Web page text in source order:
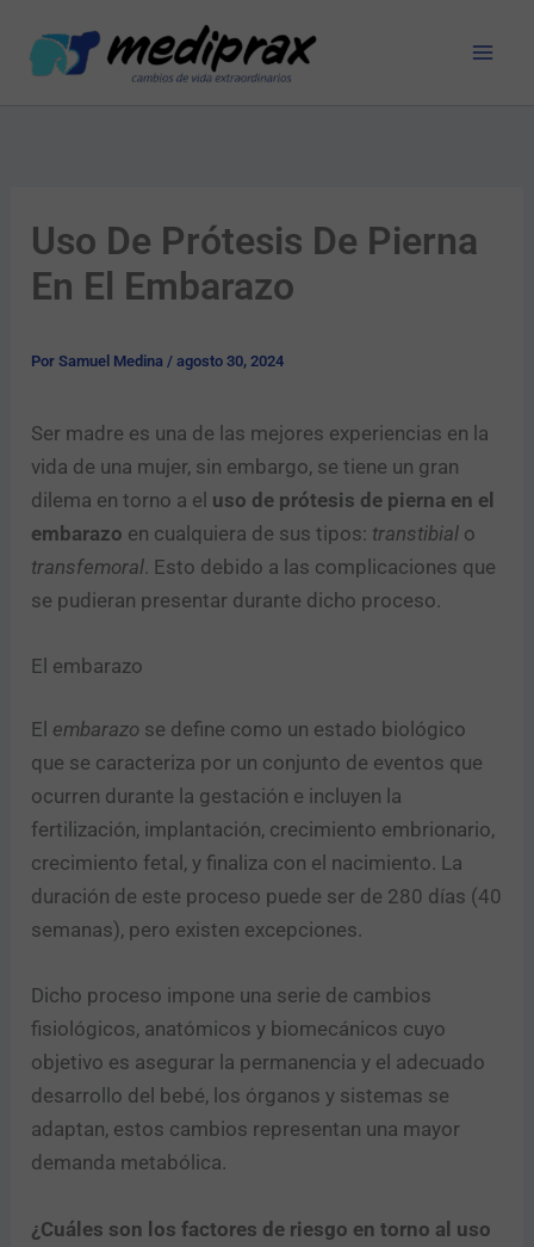
contenido
Uso De Prótesis De Pierna
En El Embarazo
PorSamuel Medina /agosto 30, 2024
Ser madre es una de las mejores experiencias en la
vida de una mujer, sin embargo, se tiene un gran
dilema en torno a el uso de prótesis de pierna en el
embarazo en cualquiera de sus tipos: transtibial o
transfemoral. Esto debido a las complicaciones que
se pudieran presentar durante dicho proceso.
El embarazo
El embarazo se define como un estado biológico
que se caracteriza por un conjunto de eventos que
ocurren durante la gestación e incluyen la
fertilización, implantación, crecimiento embrionario,
crecimiento fetal, y finaliza con el nacimiento. La
duración de este proceso puede ser de 280 días (40
semanas), pero existen excepciones.
Dicho proceso impone una serie de cambios
fisiológicos, anatómicos y biomecánicos cuyo
objetivo es asegurar la permanencia y el adecuado
desarrollo del bebé, los órganos y sistemas se
adaptan, estos cambios representan una mayor
demanda metabólica.
¿Cuáles son los factores de riesgo en torno al uso